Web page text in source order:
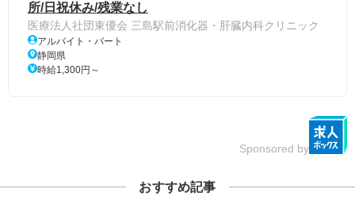
所/日祝休み/残業なし
医療法人社団東優会 三島駅前消化器・肝臓内科クリニック
アルバイト・パート
静岡県
時給1,300円～
Sponsored by
おすすめ記事